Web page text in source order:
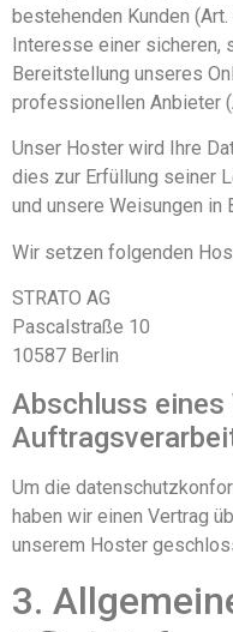
bestehenden Kunden
Interesse einer sicheren,
Bereitstellung unseres
professionellen Anbieter
Unser Hoster wird Ihre
dies zur Erfüllung seiner
und unsere Weisungen
Wir setzen folgenden
STRATO AG
Pascalstraße 10
10587 Berlin
Abschluss eines
Um die
haben wir einen Vertrag
unserem Hoster
3.